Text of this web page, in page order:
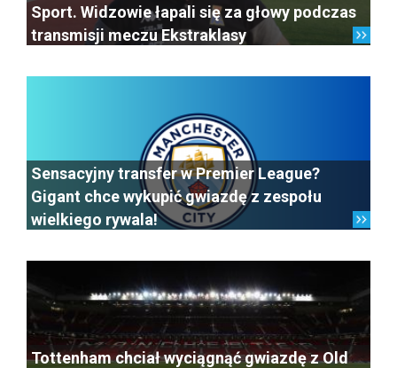
Sport. Widzowie łapali się za głowy podczas
transmisji meczu Ekstraklasy
Sensacyjny transfer w Premier League?
Gigant chce wykupić gwiazdę z zespołu
wielkiego rywala!
Tottenham chciał wyciągnąć gwiazdę z Old